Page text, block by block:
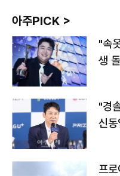
아주PICK >
"속
생
"경
신
프